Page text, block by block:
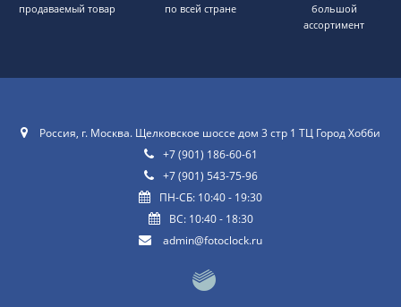
продаваемый товар
по всей стране
большой
ассортимент
Россия, г. Москва. Щелковское шоссе дом 3 стр 1 ТЦ Город Хобби
+7 (901) 186-60-61
+7 (901) 543-75-96
ПН-СБ: 10:40 - 19:30
ВС: 10:40 - 18:30
admin@fotoclock.ru